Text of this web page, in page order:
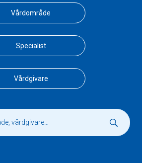
Vårdområde
Specialist
Vårdgivare